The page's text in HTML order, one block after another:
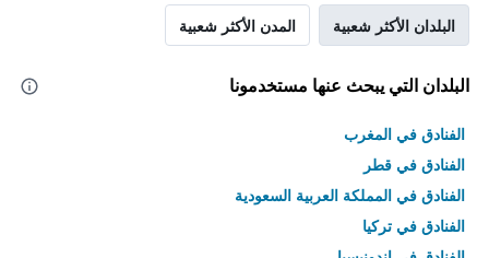
البلدان الأكثر شعبية المدن الأكثر شعبية
البلدان التي يبحث عنها مستخدمونا
الفنادق في المغرب
الفنادق في قطر
الفنادق في المملكة العربية السعودية
الفنادق في تركيا